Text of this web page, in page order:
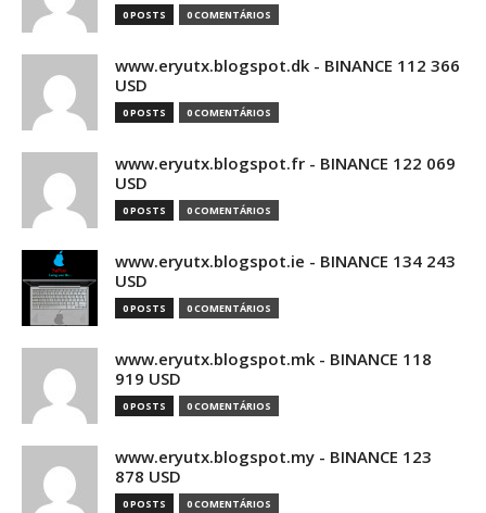
0 POSTS 0 COMENTÁRIOS
www.eryutx.blogspot.dk - BINANCE 112 366
USD
0 POSTS 0 COMENTÁRIOS
www.eryutx.blogspot.fr - BINANCE 122 069
USD
0 POSTS 0 COMENTÁRIOS
www.eryutx.blogspot.ie - BINANCE 134 243
USD
0 POSTS 0 COMENTÁRIOS
www.eryutx.blogspot.mk - BINANCE 118
919 USD
0 POSTS 0 COMENTÁRIOS
www.eryutx.blogspot.my - BINANCE 123
878 USD
0 POSTS 0 COMENTÁRIOS